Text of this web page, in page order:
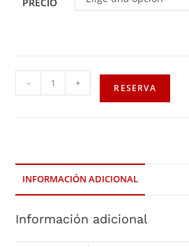
- + RESERVA
INFORMACIÓN ADICIONAL
Información adicional